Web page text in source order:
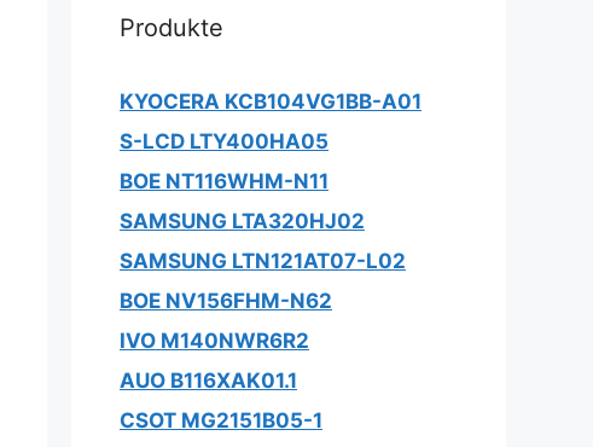
Produkte
KYOCERA KCB104VG1BB-A01
S-LCD LTY400HA05
BOE NT116WHM-N11
SAMSUNG LTA320HJ02
SAMSUNG LTN121AT07-L02
BOE NV156FHM-N62
IVO M140NWR6R2
AUO B116XAK01.1
CSOT MG2151B05-1